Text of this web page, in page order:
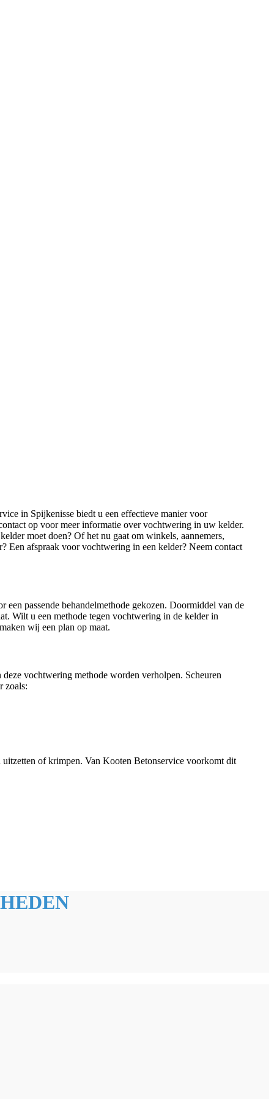
in Spijkenisse biedt u een effectieve manier voor
op voor meer informatie over vochtwering in uw kelder.
moet doen? Of het nu gaat om winkels, aannemers,
afspraak voor vochtwering in een kelder? Neem contact
passende behandelmethode gekozen. Doormiddel van de
Wilt u een methode tegen vochtwering in de kelder in
wij een plan op maat.
vochtwering methode worden verholpen. Scheuren
zoals:
of krimpen. Van Kooten Betonservice voorkomt dit